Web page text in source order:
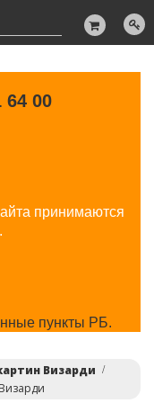
64 00
принимаются
пункты РБ.
Визарди